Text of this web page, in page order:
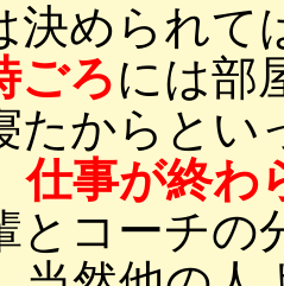
決められて
ごろには部
たからとい
仕事が終わ
とコーチの